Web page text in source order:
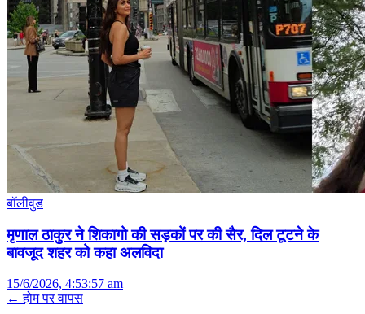
बॉलीवुड
मृणाल ठाकुर ने शिकागो की सड़कों पर की सैर, दिल टूटने के
बावजूद शहर को कहा अलविदा
15/6/2026, 4:53:57 am
← होम पर वापस